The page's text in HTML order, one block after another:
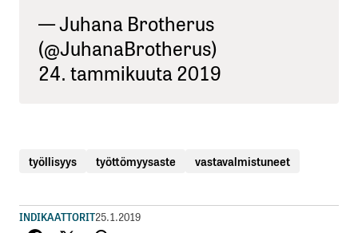
— Juhana Brotherus
(@JuhanaBrotherus)
24. tammikuuta 2019
työllisyys työttömyysaste vastavalmistuneet
INDIKAATTORIT25.1.2019